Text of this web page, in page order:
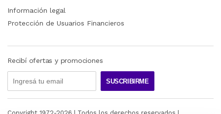
Información legal
Protección de Usuarios Financieros
Recibí ofertas y promociones
SUSCRIBIRME